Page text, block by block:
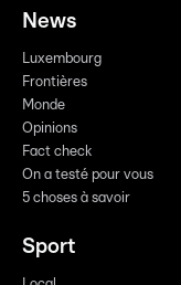
News
Luxembourg
Frontières
Monde
Opinions
Fact check
On a testé pour vous
5 choses à savoir
Sport